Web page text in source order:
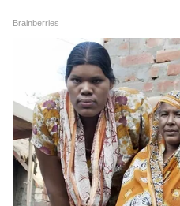
Modi in IIT Delhi: '1 लाख
बोलूं', देश के युवाओं को Modi